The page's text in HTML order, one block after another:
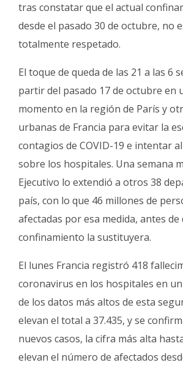
tras constatar que el actual
desde el pasado 30 de octubre, no
totalmente respetado.
El toque de queda de las 21 a las 6
partir del pasado 17 de octubre en
momento en la región de París y
urbanas de Francia para evitar la
contagios de COVID-19 e intentar
sobre los hospitales. Una semana
Ejecutivo lo extendió a otros 38
país, con lo que 46 millones de
afectadas por esa medida, antes de
confinamiento la sustituyera.
El lunes Francia registró 418
coronavirus en los hospitales en
de los datos más altos de esta
elevan el total a 37.435, y se
nuevos casos, la cifra más alta
elevan el número de afectados